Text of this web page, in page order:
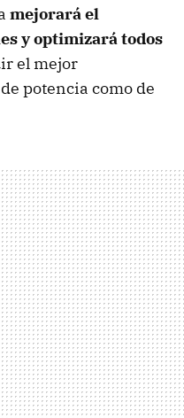
mejorará el
y optimizará todos
el mejor
potencia como de